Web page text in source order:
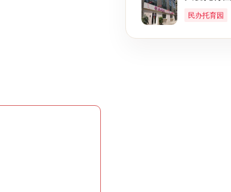
民办托育园